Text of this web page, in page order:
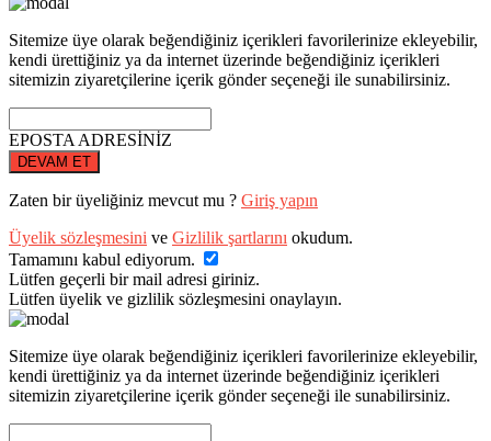
Sitemize üye olarak beğendiğiniz içerikleri favorilerinize ekleyebilir,
kendi ürettiğiniz ya da internet üzerinde beğendiğiniz içerikleri
sitemizin ziyaretçilerine içerik gönder seçeneği ile sunabilirsiniz.
EPOSTA ADRESİNİZ
DEVAM ET
Zaten bir üyeliğiniz mevcut mu ? Giriş yapın
Üyelik sözleşmesini ve Gizlilik şartlarını okudum.
Tamamını kabul ediyorum.
Lütfen geçerli bir mail adresi giriniz.
Lütfen üyelik ve gizlilik sözleşmesini onaylayın.
Sitemize üye olarak beğendiğiniz içerikleri favorilerinize ekleyebilir,
kendi ürettiğiniz ya da internet üzerinde beğendiğiniz içerikleri
sitemizin ziyaretçilerine içerik gönder seçeneği ile sunabilirsiniz.